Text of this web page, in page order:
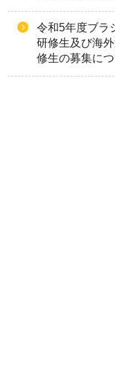
令和5年度ブラ
研修生及び海
修生の募集に